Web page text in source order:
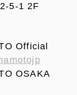
2-5-1 2F
Official
OSAKA